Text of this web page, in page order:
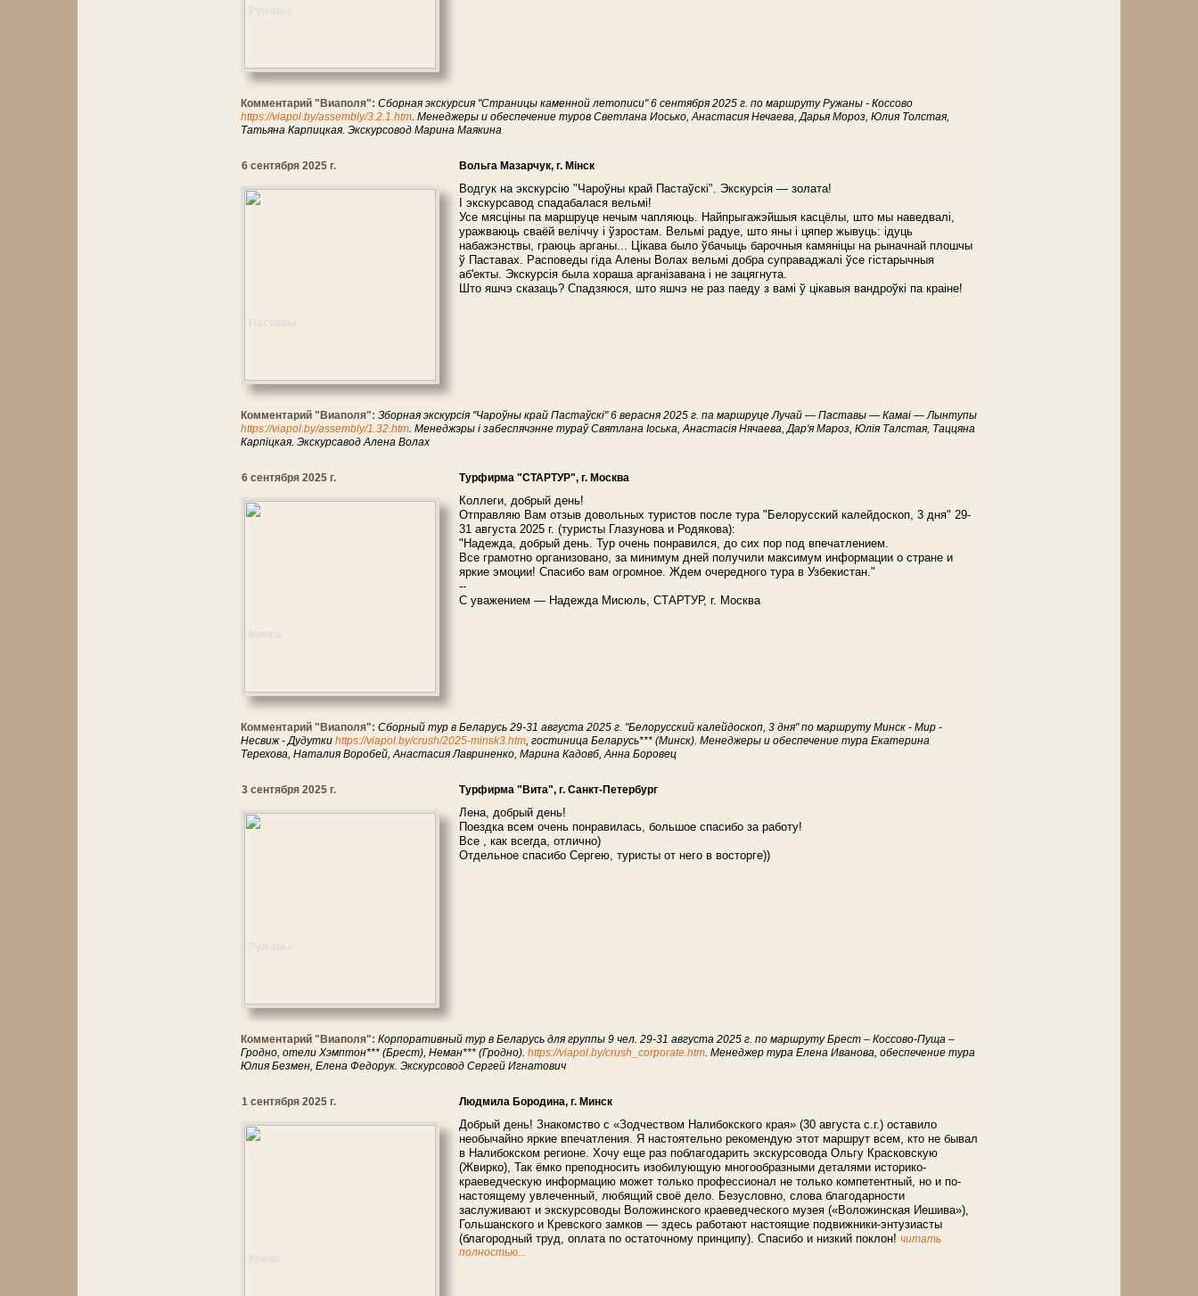
Комментарий "Виаполя": Сборная экскурсия "Страницы каменной летописи" 6 сентября 2025 г. по маршруту Ружаны - Коссово
https://viapol.by/assembly/3.2.1.htm. Менеджеры и обеспечение туров Светлана Иосько, Анастасия Нечаева, Дарья Мороз, Юлия Толстая,
Татьяна Карпицкая. Экскурсовод Марина Маякина
6 сентября 2025 г. Вольга Мазарчук, г. Мінск
Водгук на экскурсію "Чароўны край Пастаўскі". Экскурсія — золата!
І экскурсавод спадабалася вельмі!
Усе мясціны па маршруце нечым чапляюць. Найпрыгажэйшыя касцёлы, што мы наведвалі,
уражваюць сваёй веліччу і ўзростам. Вельмі радуе, што яны і цяпер жывуць: ідуць
набажэнствы, граюць арганы... Цікава было ўбачыць барочныя камяніцы на рыначнай плошчы
ў Паставах. Расповеды гіда Алены Волах вельмі добра суправаджалі ўсе гістарычныя
аб'екты. Экскурсія была хораша арганізавана і не зацягнута.
Што яшчэ сказаць? Спадзяюся, што яшчэ не раз паеду з вамі ў цікавыя вандроўкі па краіне!
Комментарий "Виаполя": Зборная экскурсія "Чароўны край Пастаўскі" 6 верасня 2025 г. па маршруце Лучай — Паставы — Камаі — Лынтупы
https://viapol.by/assembly/1.32.htm. Менеджэры і забеспячэнне тураў Святлана Іоська, Анастасія Нячаева, Дар'я Мароз, Юлія Талстая, Таццяна
Карпіцкая. Экскурсавод Алена Волах
6 сентября 2025 г. Турфирма "СТАРТУР", г. Москва
Коллеги, добрый день!
Отправляю Вам отзыв довольных туристов после тура "Белорусский калейдоскоп, 3 дня" 29-
31 августа 2025 г. (туристы Глазунова и Родякова):
"Надежда, добрый день. Тур очень понравился, до сих пор под впечатлением.
Все грамотно организовано, за минимум дней получили максимум информации о стране и
яркие эмоции! Спасибо вам огромное. Ждем очередного тура в Узбекистан."
--
С уважением — Надежда Мисюль, СТАРТУР, г. Москва
Комментарий "Виаполя": Сборный тур в Беларусь 29-31 августа 2025 г. "Белорусский калейдоскоп, 3 дня" по маршруту Минск - Мир -
Несвиж - Дудутки https://viapol.by/crush/2025-minsk3.htm, гостиница Беларусь*** (Минск). Менеджеры и обеспечение тура Екатерина
Терехова, Наталия Воробей, Анастасия Лавриненко, Марина Кадовб, Анна Боровец
3 сентября 2025 г. Турфирма "Вита", г. Санкт-Петербург
Лена, добрый день!
Поездка всем очень понравилась, большое спасибо за работу!
Все , как всегда, отлично)
Отдельное спасибо Сергею, туристы от него в восторге))
Комментарий "Виаполя": Корпоративный тур в Беларусь для группы 9 чел. 29-31 августа 2025 г. по маршруту Брест – Коссово-Пуща –
Гродно, отели Хэмптон*** (Брест), Неман*** (Гродно). https://viapol.by/crush_corporate.htm. Менеджер тура Елена Иванова, обеспечение тура
Юлия Безмен, Елена Федорук. Экскурсовод Сергей Игнатович
1 сентября 2025 г. Людмила Бородина, г. Минск
Добрый день! Знакомство с «Зодчеством Налибокского края» (30 августа с.г.) оставило
необычайно яркие впечатления. Я настоятельно рекомендую этот маршрут всем, кто не бывал
в Налибокском регионе. Хочу еще раз поблагодарить экскурсовода Ольгу Красковскую
(Жвирко), Так ёмко преподносить изобилующую многообразными деталями историко-
краеведческую информацию может только профессионал не только компетентный, но и по-
настоящему увлеченный, любящий своё дело. Безусловно, слова благодарности
заслуживают и экскурсоводы Воложинского краеведческого музея («Воложинская Иешива»),
Гольшанского и Кревского замков — здесь работают настоящие подвижники-энтузиасты
(благородный труд, оплата по остаточному принципу). Спасибо и низкий поклон! читать
полностью...